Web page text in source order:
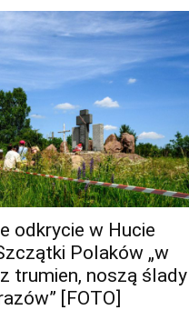
odkrycie w Hucie
Polaków „w
trumien, noszą ślady
[FOTO]